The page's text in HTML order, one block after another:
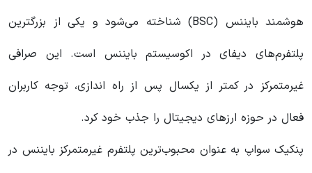
هوشمند بایننس (BSC) شناخته می‌شود و یکی از بزرگترين
پلتفرم‌های دیفای در اکوسیستم بایننس است. این صرافی
غیرمتمرکز در کمتر از یکسال پس از راه اندازی، توجه کاربران
فعال در حوزه ارزهای دیجیتال را جذب خود کرد.
پنکیک سواپ به عنوان محبوب‌ترین پلتفرم‌ غیرمتمرکز بایننس در